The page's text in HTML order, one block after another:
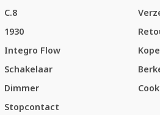
C.8
1930
Integro Flow
Schakelaar
Dimmer
Stopcontact